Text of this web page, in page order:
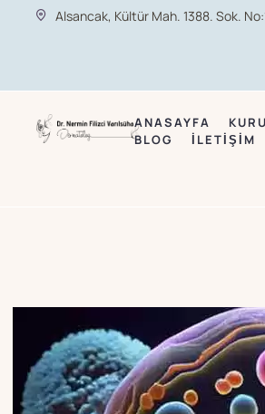
Alsancak, Kültür Mah. 1388. Sok.
ANASAYFA
BLOG
İLETIŞIM